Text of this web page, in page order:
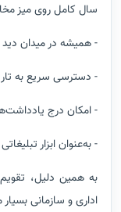
سال کامل روی میز
- همیشه در میدان دید
- دسترسی سریع به
- امکان درج
- به‌عنوان ابزار
به همین دلیل،
اداری و سازمانی